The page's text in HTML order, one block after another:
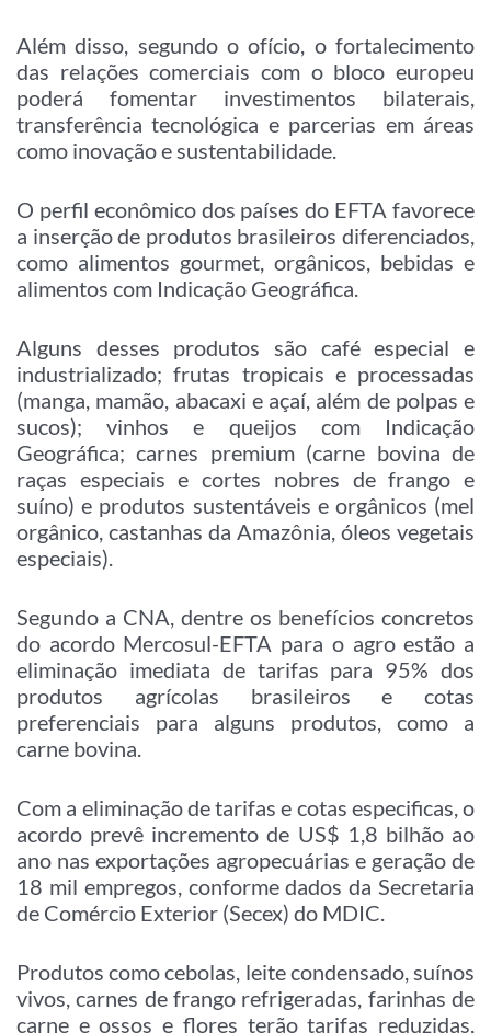
Além disso, segundo o ofício, o fortalecimento
das relações comerciais com o bloco europeu
poderá fomentar investimentos bilaterais,
transferência tecnológica e parcerias em áreas
como inovação e sustentabilidade.
O perfil econômico dos países do EFTA favorece
a inserção de produtos brasileiros diferenciados,
como alimentos gourmet, orgânicos, bebidas e
alimentos com Indicação Geográfica.
Alguns desses produtos são café especial e
industrializado; frutas tropicais e processadas
(manga, mamão, abacaxi e açaí, além de polpas e
sucos); vinhos e queijos com Indicação
Geográfica; carnes premium (carne bovina de
raças especiais e cortes nobres de frango e
suíno) e produtos sustentáveis e orgânicos (mel
orgânico, castanhas da Amazônia, óleos vegetais
especiais).
Segundo a CNA, dentre os benefícios concretos
do acordo Mercosul-EFTA para o agro estão a
eliminação imediata de tarifas para 95% dos
produtos agrícolas brasileiros e cotas
preferenciais para alguns produtos, como a
carne bovina.
Com a eliminação de tarifas e cotas especificas, o
acordo prevê incremento de US$ 1,8 bilhão ao
ano nas exportações agropecuárias e geração de
18 mil empregos, conforme dados da Secretaria
de Comércio Exterior (Secex) do MDIC.
Produtos como cebolas, leite condensado, suínos
vivos, carnes de frango refrigeradas, farinhas de
carne e ossos e flores terão tarifas reduzidas,